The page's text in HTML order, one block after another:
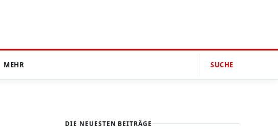
MEHR SUCHE
DIE NEUESTEN BEITRÄGE